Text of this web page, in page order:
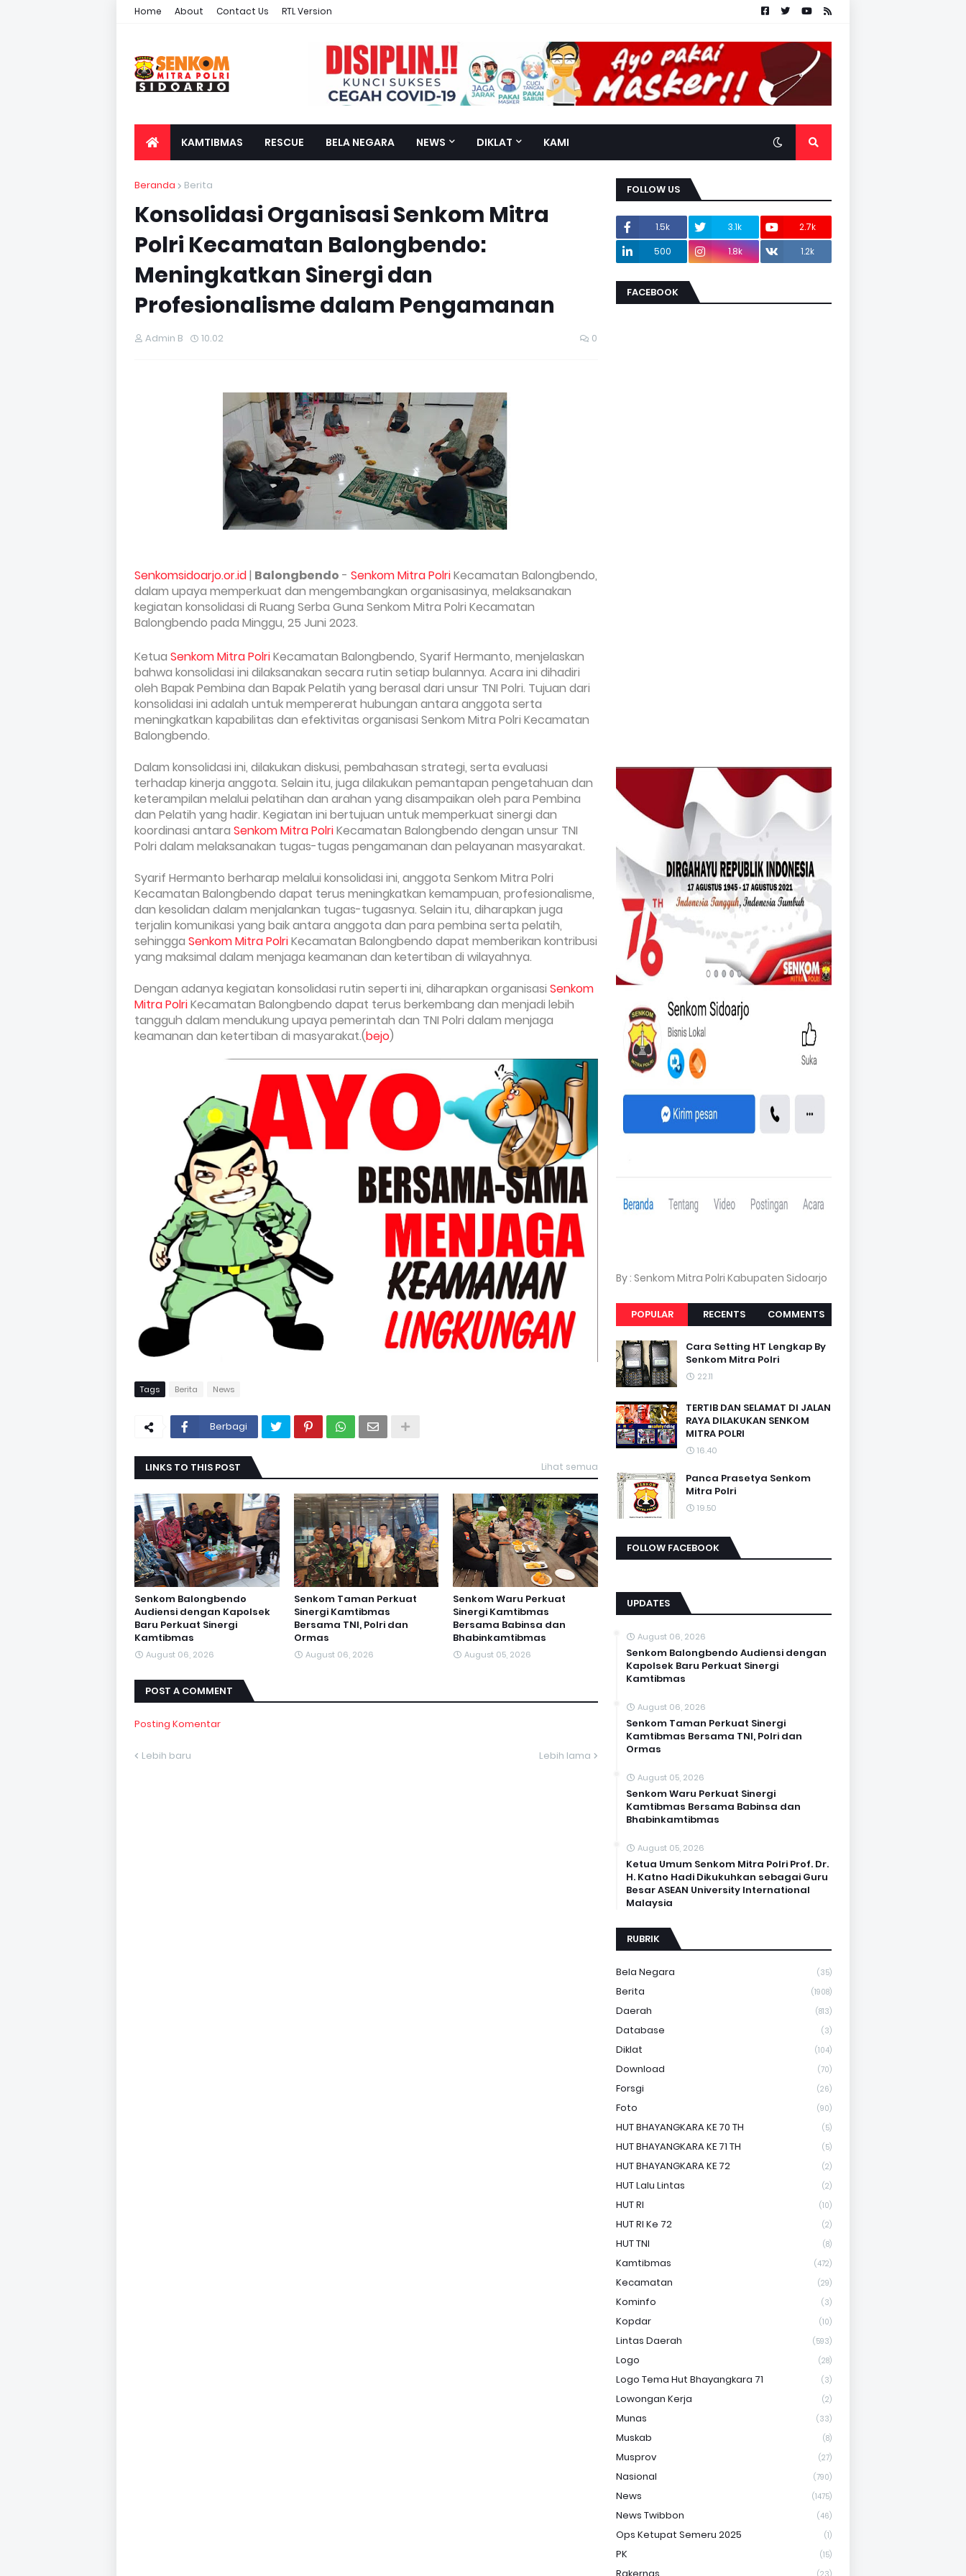
Home About Contact Us RTL Version
KAMTIBMAS RESCUE BELA NEGARA NEWS DIKLAT KAMI
Beranda Berita
Konsolidasi Organisasi Senkom Mitra
Polri Kecamatan Balongbendo:
Meningkatkan Sinergi dan
Profesionalisme dalam Pengamanan
Admin B 10.02 0
Senkomsidoarjo.or.id| Balongbendo - Senkom Mitra PolriKecamatan Balongbendo,
dalam upaya memperkuat dan mengembangkan organisasinya, melaksanakan
kegiatan konsolidasi di Ruang Serba Guna Senkom Mitra Polri Kecamatan
Balongbendo pada Minggu, 25 Juni 2023.
Ketua Senkom Mitra PolriKecamatan Balongbendo, Syarif Hermanto, menjelaskan
bahwa konsolidasi ini dilaksanakan secara rutin setiap bulannya. Acara ini dihadiri
oleh Bapak Pembina dan Bapak Pelatih yang berasal dari unsur TNI Polri. Tujuan dari
konsolidasi ini adalah untuk mempererat hubungan antara anggota serta
meningkatkan kapabilitas dan efektivitas organisasi Senkom Mitra Polri Kecamatan
Balongbendo.
Dalam konsolidasi ini, dilakukan diskusi, pembahasan strategi, serta evaluasi
terhadap kinerja anggota. Selain itu, juga dilakukan pemantapan pengetahuan dan
keterampilan melalui pelatihan dan arahan yang disampaikan oleh para Pembina
dan Pelatih yang hadir. Kegiatan ini bertujuan untuk memperkuat sinergi dan
koordinasi antara Senkom Mitra PolriKecamatan Balongbendo dengan unsur TNI
Polri dalam melaksanakan tugas-tugas pengamanan dan pelayanan masyarakat.
Syarif Hermanto berharap melalui konsolidasi ini, anggota Senkom Mitra Polri
Kecamatan Balongbendo dapat terus meningkatkan kemampuan, profesionalisme,
dan kesolidan dalam menjalankan tugas-tugasnya. Selain itu, diharapkan juga
terjalin komunikasi yang baik antara anggota dan para pembina serta pelatih,
sehingga Senkom Mitra PolriKecamatan Balongbendo dapat memberikan kontribusi
yang maksimal dalam menjaga keamanan dan ketertiban di wilayahnya.
Dengan adanya kegiatan konsolidasi rutin seperti ini, diharapkan organisasi Senkom
Mitra PolriKecamatan Balongbendo dapat terus berkembang dan menjadi lebih
tangguh dalam mendukung upaya pemerintah dan TNI Polri dalam menjaga
keamanan dan ketertiban di masyarakat.(bejo)
Tags Berita News
Berbagi
LINKS TO THIS POST Lihat semua
Senkom Balongbendo
Audiensi dengan Kapolsek
Baru Perkuat Sinergi
Kamtibmas
August 06, 2026
Senkom Taman Perkuat
Sinergi Kamtibmas
Bersama TNI, Polri dan
Ormas
August 06, 2026
Senkom Waru Perkuat
Sinergi Kamtibmas
Bersama Babinsa dan
Bhabinkamtibmas
August 05, 2026
POST A COMMENT
Posting Komentar
Lebih baru Lebih lama
FOLLOW US
1.5k 3.1k
2.7k
500
1.8k 1.2k
FACEBOOK
By : Senkom Mitra Polri Kabupaten Sidoarjo
POPULAR RECENTS COMMENTS
Cara Setting HT Lengkap By
Senkom Mitra Polri
22.11
TERTIB DAN SELAMAT DI JALAN
RAYA DILAKUKAN SENKOM
MITRA POLRI
16.40
Panca Prasetya Senkom
Mitra Polri
19.50
FOLLOW FACEBOOK
UPDATES
August 06, 2026
Senkom Balongbendo Audiensi dengan
Kapolsek Baru Perkuat Sinergi
Kamtibmas
August 06, 2026
Senkom Taman Perkuat Sinergi
Kamtibmas Bersama TNI, Polri dan
Ormas
August 05, 2026
Senkom Waru Perkuat Sinergi
Kamtibmas Bersama Babinsa dan
Bhabinkamtibmas
August 05, 2026
Ketua Umum Senkom Mitra Polri Prof. Dr.
H. Katno Hadi Dikukuhkan sebagai Guru
Besar ASEAN University International
Malaysia
RUBRIK
Bela Negara (35)
Berita (1908)
Daerah (813)
Database (3)
Diklat (104)
Download (70)
Forsgi (26)
Foto (90)
HUT BHAYANGKARA KE 70 TH (5)
HUT BHAYANGKARA KE 71 TH (5)
HUT BHAYANGKARA KE 72 (2)
HUT Lalu Lintas (2)
HUT RI (10)
HUT RI Ke 72 (2)
HUT TNI (8)
Kamtibmas (472)
Kecamatan (29)
Kominfo (3)
Kopdar (10)
Lintas Daerah (593)
Logo (28)
Logo Tema Hut Bhayangkara 71 (3)
Lowongan Kerja (2)
Munas (33)
Muskab (8)
Musprov (27)
Nasional (790)
News (1475)
News Twibbon (46)
Ops Ketupat Semeru 2025 (1)
PK (15)